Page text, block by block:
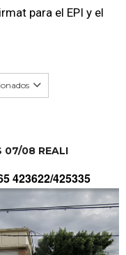
para el EPI y el
07/08 REALI
423622/425335